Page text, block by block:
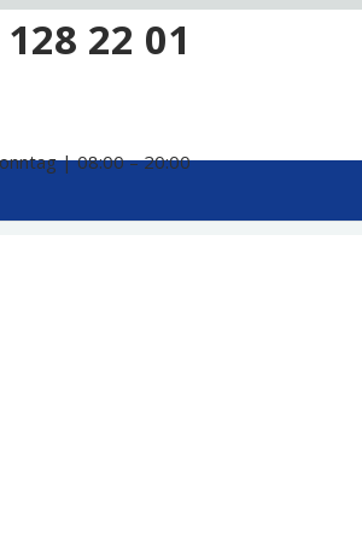
22 01
| 08:00 – 20:00